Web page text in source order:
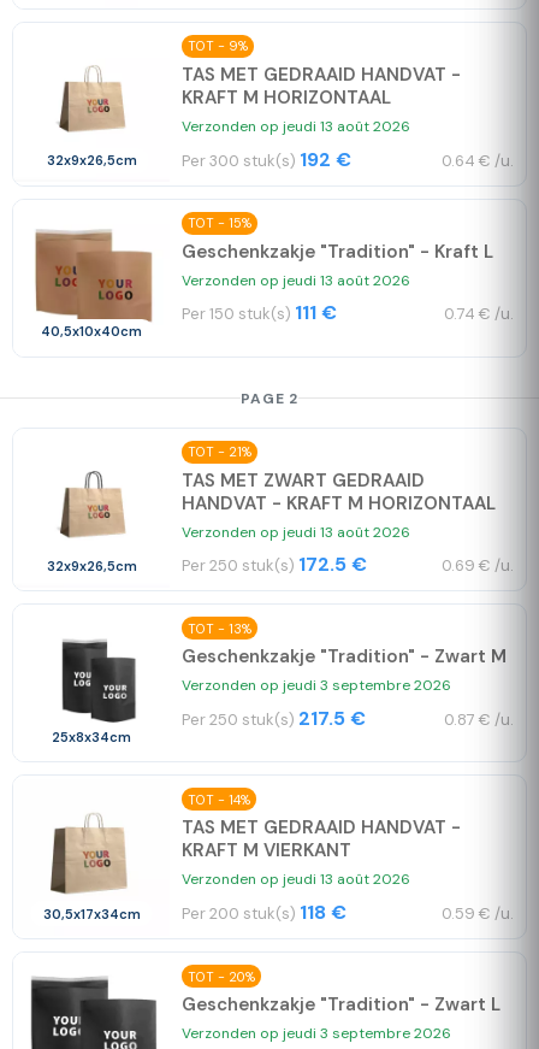
32x9x26,5cm
TOT - 9%
TAS MET GEDRAAID HANDVAT -
KRAFT M HORIZONTAAL
Verzonden op jeudi 13 août 2026
Per 300 stuk(s) 192 € 0.64 € /u.
40,5x10x40cm
TOT - 15%
Geschenkzakje "Tradition" - Kraft L
Verzonden op jeudi 13 août 2026
Per 150 stuk(s) 111 € 0.74 € /u.
PAGE 2
32x9x26,5cm
TOT - 21%
TAS MET ZWART GEDRAAID
HANDVAT - KRAFT M HORIZONTAAL
Verzonden op jeudi 13 août 2026
Per 250 stuk(s) 172.5 € 0.69 € /u.
25x8x34cm
TOT - 13%
Geschenkzakje "Tradition" - Zwart M
Verzonden op jeudi 3 septembre 2026
Per 250 stuk(s) 217.5 € 0.87 € /u.
30,5x17x34cm
TOT - 14%
TAS MET GEDRAAID HANDVAT -
KRAFT M VIERKANT
Verzonden op jeudi 13 août 2026
Per 200 stuk(s) 118 € 0.59 € /u.
TOT - 20%
Geschenkzakje "Tradition" - Zwart L
Verzonden op jeudi 3 septembre 2026